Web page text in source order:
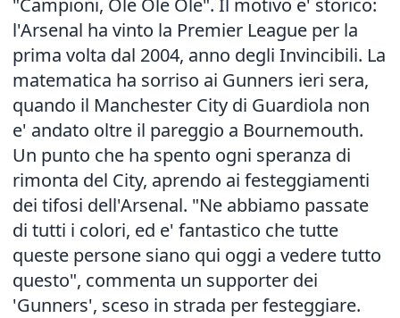
"Campioni, Ole Ole Ole". Il motivo e' storico:
l'Arsenal ha vinto la Premier League per la
prima volta dal 2004, anno degli Invincibili. La
matematica ha sorriso ai Gunners ieri sera,
quando il Manchester City di Guardiola non
e' andato oltre il pareggio a Bournemouth.
Un punto che ha spento ogni speranza di
rimonta del City, aprendo ai festeggiamenti
dei tifosi dell'Arsenal. "Ne abbiamo passate
di tutti i colori, ed e' fantastico che tutte
queste persone siano qui oggi a vedere tutto
questo", commenta un supporter dei
'Gunners', sceso in strada per festeggiare.